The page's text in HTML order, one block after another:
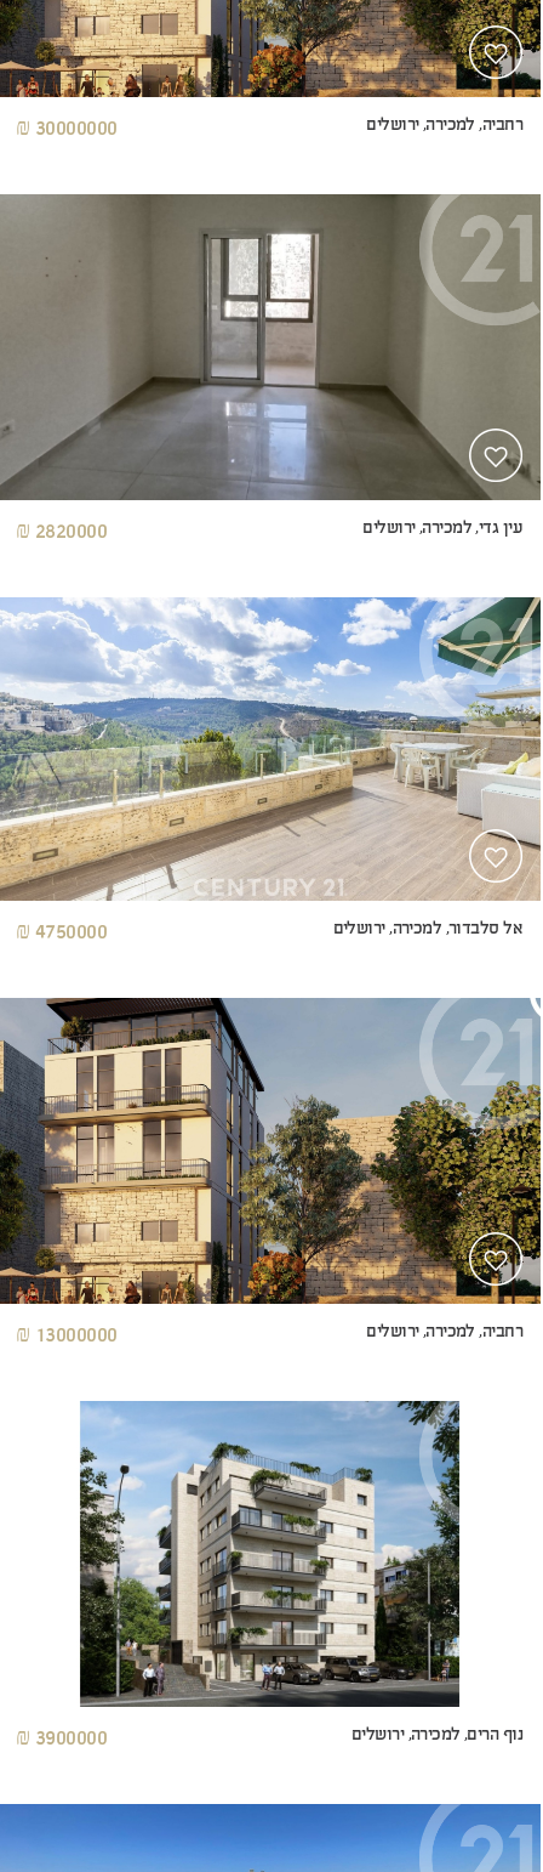
רחביה, למכירה, ירושלים 30000000 ₪
עין גדי, למכירה, ירושלים 2820000 ₪
אל סלבדור, למכירה, ירושלים 4750000 ₪
רחביה, למכירה, ירושלים 13000000 ₪
נוף הרים, למכירה, ירושלים 3900000 ₪